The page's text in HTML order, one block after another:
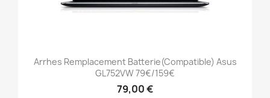
Arrhes Remplacement Batterie(compatible) Asus
GL752VW 79€/159€
79,00 €